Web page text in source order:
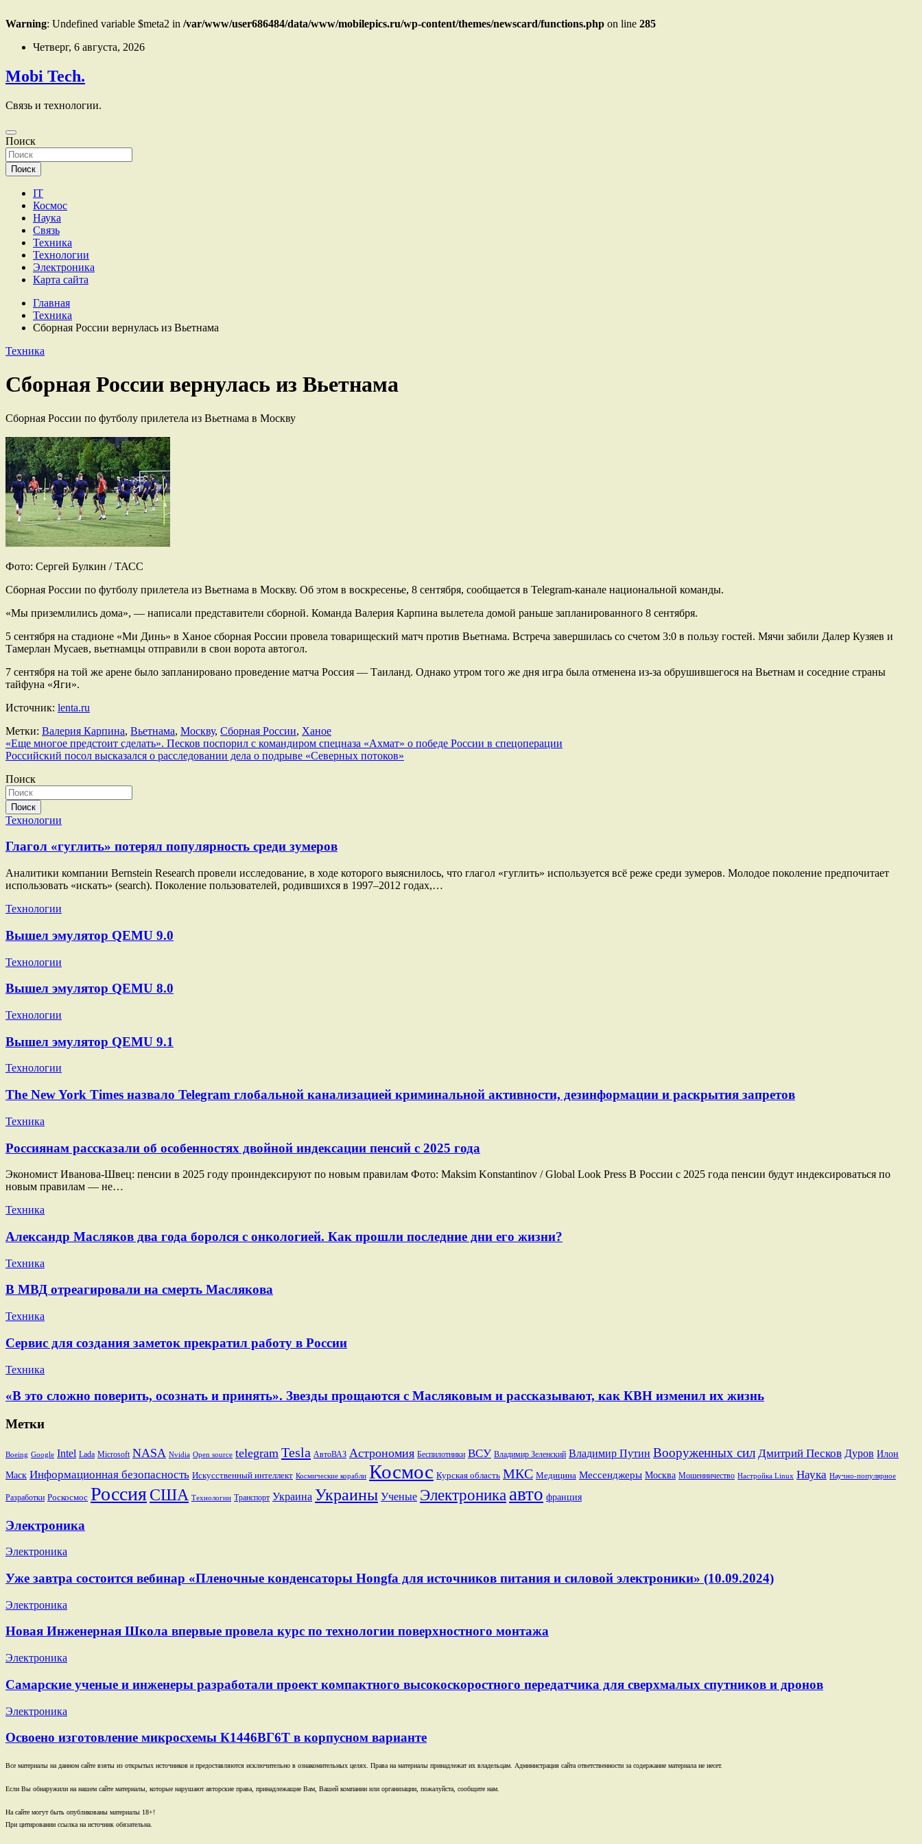
Warning: Undefined variable $meta2 in /var/www/user686484/data/www/mobilepics.ru/wp-content/themes/newscard/functions.php on line 285
Перейти
содержимому
Четверг, 6 августа, 2026
Mobi Tech.
Связь и технологии.
Поиск
Поиск
IT
Космос
Наука
Связь
Техника
Технологии
Электроника
Карта сайта
Главная
Техника
Сборная России вернулась из Вьетнама
Техника
Сборная России вернулась из Вьетнама
Сборная России по футболу прилетела из Вьетнама в Москву
Фото: Сергей Булкин / ТАСС
Сборная России по футболу прилетела из Вьетнама в Москву. Об этом в воскресенье, 8 сентября, сообщается в Telegram-канале национальной команды.
«Мы приземлились дома», — написали представители сборной. Команда Валерия Карпина вылетела домой раньше запланированного 8 сентября.
5 сентября на стадионе «Ми Динь» в Ханое сборная России провела товарищеский матч против Вьетнама. Встреча завершилась со счетом 3:0 в пользу гостей. Мячи забили Далер Кузяев и
Тамерлан Мусаев, вьетнамцы отправили в свои ворота автогол.
7 сентября на той же арене было запланировано проведение матча Россия — Таиланд. Однако утром того же дня игра была отменена из-за обрушившегося на Вьетнам и соседние страны
тайфуна «Яги».
Источник: lenta.ru
Метки: Валерия Карпина, Вьетнама, Москву, Сборная России, Ханое
Навигация
по
записям
«Еще многое предстоит сделать». Песков поспорил с командиром спецназа «Ахмат» о победе России в спецоперации
Российский посол высказался о расследовании дела о подрыве «Северных потоков»
Поиск
Поиск
Технологии
Глагол «гуглить» потерял популярность среди зумеров
Аналитики компании Bernstein Research провели исследование, в ходе которого выяснилось, что глагол «гуглить» используется всё реже среди зумеров. Молодое поколение предпочитает
использовать «искать» (search). Поколение пользователей, родившихся в 1997–2012 годах,…
Технологии
Вышел эмулятор QEMU 9.0
Технологии
Вышел эмулятор QEMU 8.0
Технологии
Вышел эмулятор QEMU 9.1
Технологии
The New York Times назвало Telegram глобальной канализацией криминальной активности, дезинформации и раскрытия запретов
Техника
Россиянам рассказали об особенностях двойной индексации пенсий с 2025 года
Экономист Иванова-Швец: пенсии в 2025 году проиндексируют по новым правилам Фото: Maksim Konstantinov / Global Look Press В России с 2025 года пенсии будут индексироваться по
новым правилам — не…
Техника
Александр Масляков два года боролся с онкологией. Как прошли последние дни его жизни?
Техника
В МВД отреагировали на смерть Маслякова
Техника
Сервис для создания заметок прекратил работу в России
Техника
«В это сложно поверить, осознать и принять». Звезды прощаются с Масляковым и рассказывают, как КВН изменил их жизнь
Метки
Boeing Google Intel Lada Microsoft NASA Nvidia Open source telegram Tesla АвтоВАЗ Астрономия Беспилотники ВСУ Владимир Зеленский Владимир Путин Вооруженных сил Дмитрий Песков Дуров Илон
Маск Информационная безопасность Искусственный интеллект Космические корабли Космос Курская область МКС Медицина Мессенджеры Москва Мошенничество Настройка Linux Наука Научно-популярное
Разработки Роскосмос РоссияСША Технологии Транспорт Украина Украины Ученые Электроника авто франция
Электроника
Электроника
Уже завтра состоится вебинар «Пленочные конденсаторы Hongfa для источников питания и силовой электроники» (10.09.2024)
Электроника
Новая Инженерная Школа впервые провела курс по технологии поверхностного монтажа
Электроника
Самарские ученые и инженеры разработали проект компактного высокоскоростного передатчика для сверхмалых спутников и дронов
Электроника
Освоено изготовление микросхемы К1446ВГ6Т в корпусном варианте
Все материалы на данном сайте взяты из открытых источников и предоставляются исключительно в ознакомительных целях. Права на материалы принадлежат их владельцам. Администрация сайта ответственности за содержание материала не несет.
Если Вы обнаружили на нашем сайте материалы, которые нарушают авторские права, принадлежащие Вам, Вашей компании или организации, пожалуйста, сообщите нам.
На сайте могут быть опубликованы материалы 18+!
При цитировании ссылка на источник обязательна.